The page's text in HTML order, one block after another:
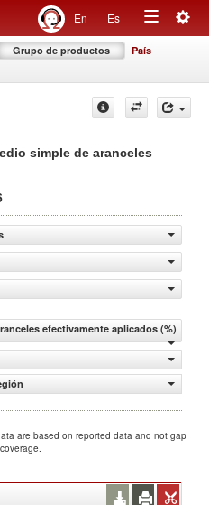
En Es
Toggle
Grupo de productos País
simple de aranceles
efectivamente aplicados (%)
are based on reported data and not gap